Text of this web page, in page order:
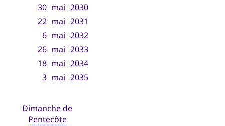
30 mai 2030
22 mai 2031
6 mai 2032
26 mai 2033
18 mai 2034
3 mai 2035
Dimanche de
Pentecôte